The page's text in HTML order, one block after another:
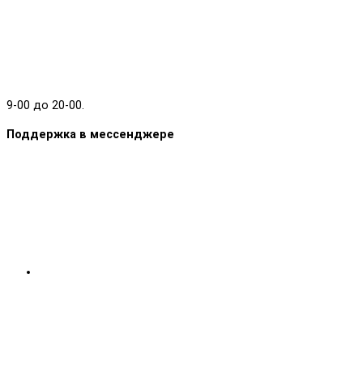
9-00 до 20-00.
Поддержка в мессенджере